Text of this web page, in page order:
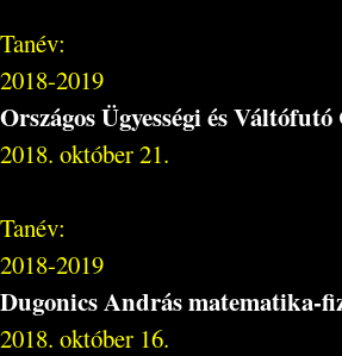
Tanév:
2018-2019
Országos Ügyességi és
2018. október 21.
Tanév:
2018-2019
Dugonics András matematika-
2018. október 16.